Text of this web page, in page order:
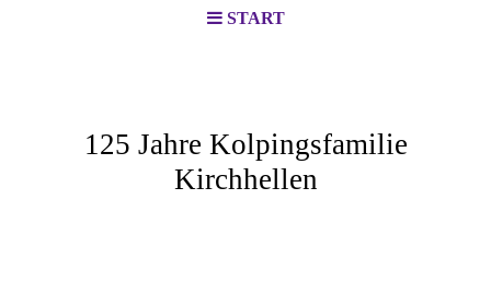
START
125 Jahre Kolpingsfamilie
Kirchhellen